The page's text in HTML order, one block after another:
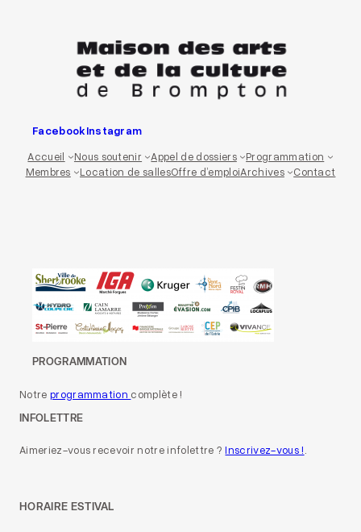
FacebookInstagram
Accueil
Nous soutenir Appel de dossiers
Programmation
Membres
Location de sallesOffre d’emploiArchives Contact
PROGRAMMATION
Notre programmation complète !
INFOLETTRE
Aimeriez-vous recevoir notre infolettre ?Inscrivez-vous !.
HORAIRE ESTIVAL